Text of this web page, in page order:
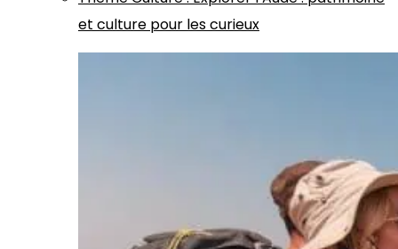
et culture pour les curieux